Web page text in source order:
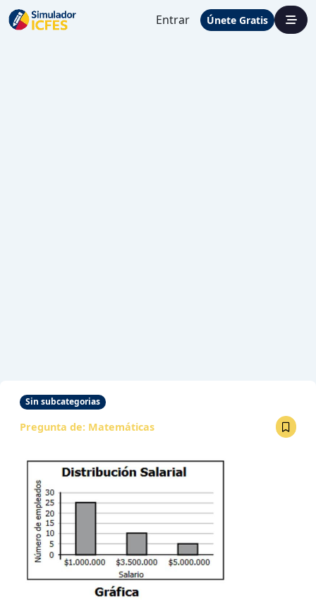
Entrar Únete Gratis
Sin subcategorias
Pregunta de: Matemáticas